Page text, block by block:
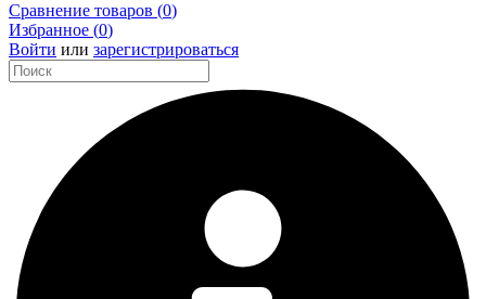
Сравнение товаров (0)
Избранное (0)
Войти или зарегистрироваться